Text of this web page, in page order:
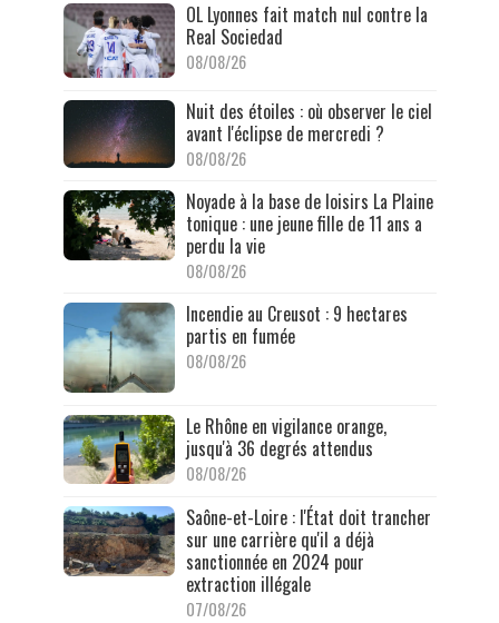
OL Lyonnes fait match nul contre la
Real Sociedad
08/08/26
Nuit des étoiles : où observer le ciel
avant l'éclipse de mercredi ?
08/08/26
Noyade à la base de loisirs La Plaine
tonique : une jeune fille de 11 ans a
perdu la vie
08/08/26
Incendie au Creusot : 9 hectares
partis en fumée
08/08/26
Le Rhône en vigilance orange,
jusqu'à 36 degrés attendus
08/08/26
Saône-et-Loire : l'État doit trancher
sur une carrière qu'il a déjà
sanctionnée en 2024 pour
extraction illégale
07/08/26